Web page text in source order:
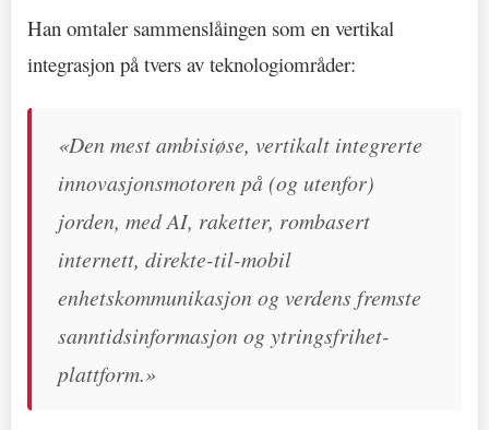
Han omtaler sammenslåingen som en vertikal
integrasjon på tvers av teknologiområder:
«Den mest ambisiøse, vertikalt integrerte
innovasjonsmotoren på (og utenfor)
jorden, med AI, raketter, rombasert
internett, direkte-til-mobil
enhetskommunikasjon og verdens fremste
sanntidsinformasjon og ytringsfrihet-
plattform.»